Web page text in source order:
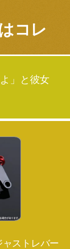
コレ
」と彼女
ストレバー